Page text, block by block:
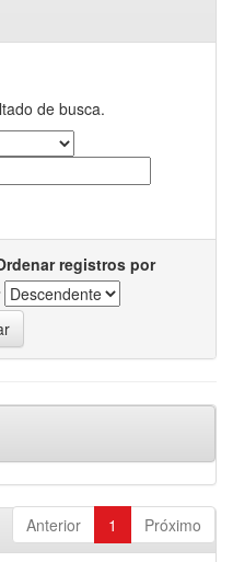
de busca.
registros por
Anterior 1 Próximo